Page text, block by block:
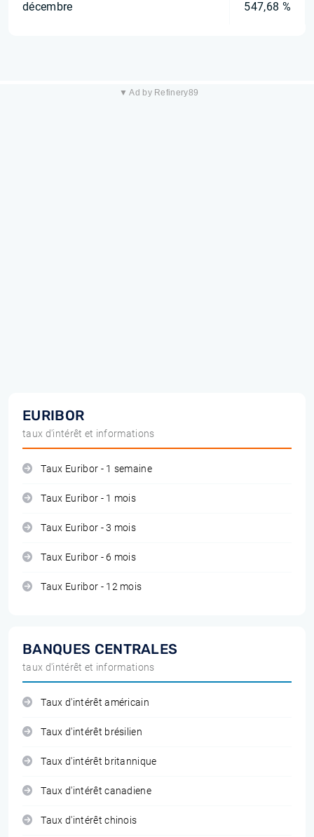
décembre 547,68 %
▼ Ad by Refinery89
EURIBOR
taux d'intérêt et informations
Taux Euribor - 1 semaine
Taux Euribor - 1 mois
Taux Euribor - 3 mois
Taux Euribor - 6 mois
Taux Euribor - 12 mois
BANQUES CENTRALES
taux d'intérêt et informations
Taux d'intérêt américain
Taux d'intérêt brésilien
Taux d'intérêt britannique
Taux d'intérêt canadiene
Taux d'intérêt chinois